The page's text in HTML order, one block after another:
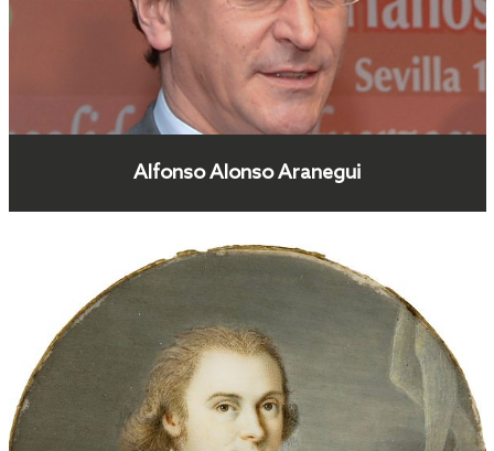
Alfonso Alonso Aranegui